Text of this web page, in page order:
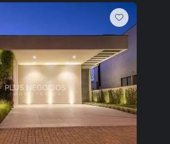
encontrará tudo o que precisa
uma visita hoje mesmo e
em Votorantim. Não
Votorantim? Entre em contato